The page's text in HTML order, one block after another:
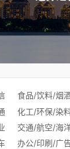
食品/饮料/烟
化工/环保/染
交通/航空/海
办公/印刷/广